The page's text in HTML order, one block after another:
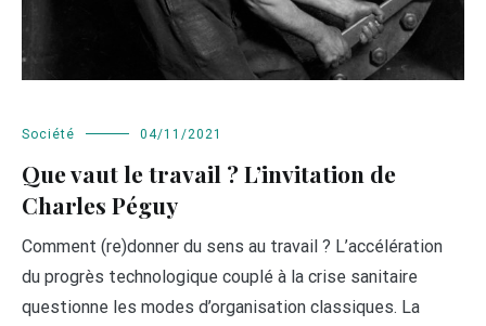
Société 04/11/2021
Que vaut le travail ? L’invitation de
Charles Péguy
Comment (re)donner du sens au travail ? L’accélération
du progrès technologique couplé à la crise sanitaire
questionne les modes d’organisation classiques. La